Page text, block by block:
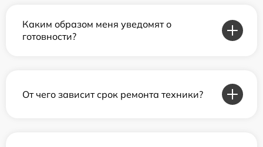
Каким образом меня уведомят о
готовности?
От чего зависит срок ремонта техники?